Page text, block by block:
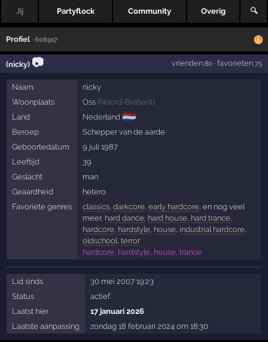
Jij Partyflock Community Overig 🔍
Profiel · 608917
(nicky) 📷 vrienden,80 · favorieten,75
Naam
nicky
Woonplaats
Oss (Noord-Brabant)
Land
Nederland 🇳🇱
Beroep
Schepper van de aarde
Geboortedatum
9 juli 1987
Leeftijd
39
Geslacht
man
Geaardheid
hetero
Favoriete genres
classics, darkcore, early hardcore, en nog veel
meer, hard dance, hard house, hard trance,
hardcore, hardstyle, house, industrial hardcore,
oldschool, terror
hardcore, hardstyle, house, trance
Lid sinds
30 mei 2007 19:23
Status
actief
Laatst hier
17 januari 2026
Laatste aanpassing
zondag 18 februari 2024 om 18:30